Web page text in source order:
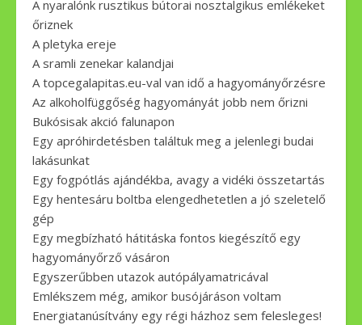
A nyaralónk rusztikus bútorai nosztalgikus emlékeket
őriznek
A pletyka ereje
A sramli zenekar kalandjai
A topcegalapitas.eu-val van idő a hagyományőrzésre
Az alkoholfüggőség hagyományát jobb nem őrizni
Bukósisak akció falunapon
Egy apróhirdetésben találtuk meg a jelenlegi budai
lakásunkat
Egy fogpótlás ajándékba, avagy a vidéki összetartás
Egy hentesáru boltba elengedhetetlen a jó szeletelő
gép
Egy megbízható hátitáska fontos kiegészítő egy
hagyományőrző vásáron
Egyszerűbben utazok autópályamatricával
Emlékszem még, amikor busójáráson voltam
Energiatanúsítvány egy régi házhoz sem felesleges!